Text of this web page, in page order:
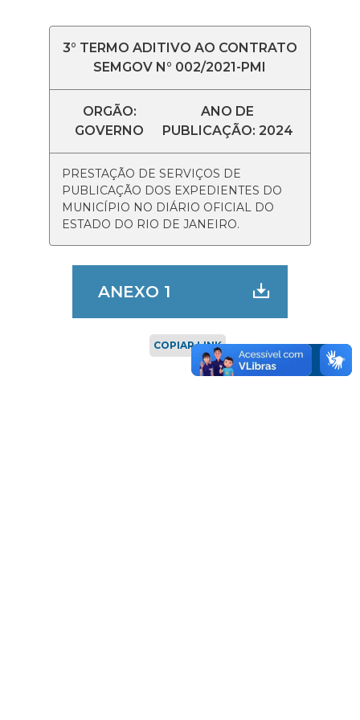
3° TERMO ADITIVO AO CONTRATO
SEMGOV N° 002/2021-PMI
ORGÃO:
GOVERNO
ANO DE
PUBLICAÇÃO: 2024
PRESTAÇÃO DE SERVIÇOS DE
PUBLICAÇÃO DOS EXPEDIENTES DO
MUNICÍPIO NO DIÁRIO OFICIAL DO
ESTADO DO RIO DE JANEIRO.
ANEXO 1
COPIAR LINK